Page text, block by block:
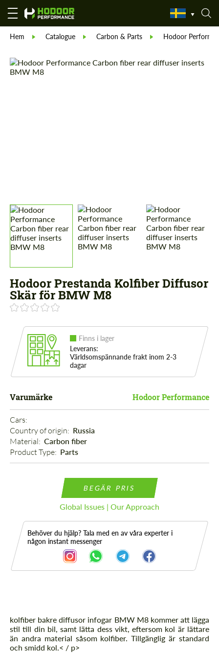
Hem Catalogue Carbon & Parts Hodoor
Hodoor Prestanda Kolfiber Diffusor
Skär för BMW M8
Finns i lager
Leverans:
Världsomspännande frakt inom 2-3
dagar
Varumärke Hodoor Performance
Cars:
Country of origin: Russia
Material: Carbon fiber
Product Type: Parts
BEGÄR PRIS
Global Issues | Our Approach
Behöver du hjälp? Tala med en av våra experter i
någon instant messenger
Beskrivning
kolfiber bakre diffusor infogar BMW M8 kommer att lägga
stil till din bil, samt lätta dess vikt, eftersom kol är lättare
än andra material såsom kolfiber. Tillgänglig är standard
och smidd kol.< / p>